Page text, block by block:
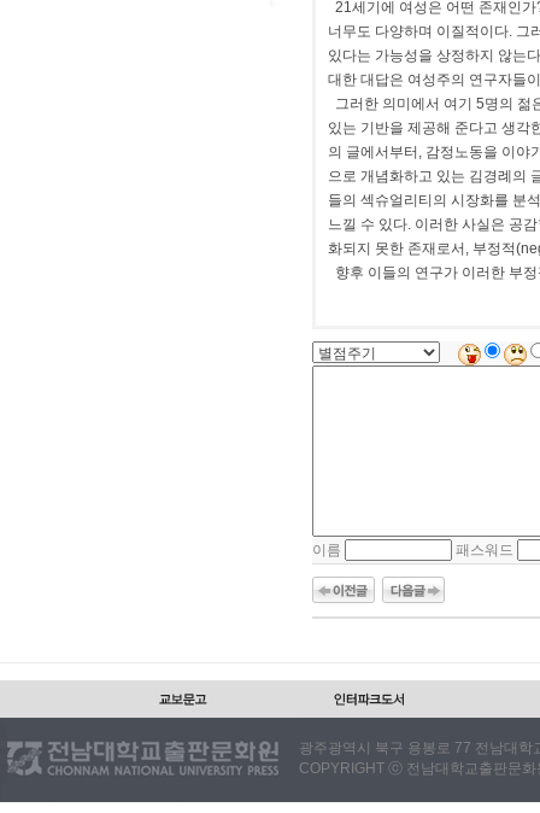
21세기에 여성은 어떤 존재인
너무도 다양하며 이질적이다. 그
있다는 가능성을 상정하지 않는
대한 대답은 여성주의 연구자들
그러한 의미에서 여기 5명의 젊
있는 기반을 제공해 준다고 생각
의 글에서부터, 감정노동을 이야
으로 개념화하고 있는 김경례의
들의 섹슈얼리티의 시장화를 분
느낄 수 있다. 이러한 사실은 공
화되지 못한 존재로서, 부정적
향후 이들의 연구가 이러한 부
이름 패스워드
광주광역시 북구 용봉로 77 전남대
COPYRIGHT ⓒ 전남대학교출판문